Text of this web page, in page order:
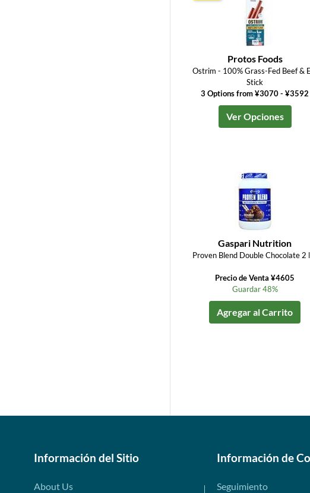
Protos Foods
Ostrim - 100% Grass-Fed Beef &
Stick
3 Options from ¥3070 - ¥3592
Ver Opciones
Gaspari Nutrition
Proven Blend Double Chocolate 2
Precio de Venta ¥4605
Guardar 48%
Agregar al Carrito
Información del Sitio
About Us
Información de
Seguimiento